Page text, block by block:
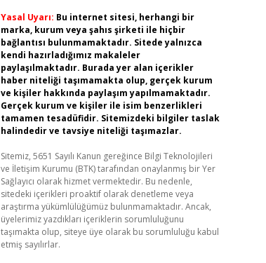
Yasal Uyarı: Bu internet sitesi, herhangi bir
marka, kurum veya şahıs şirketi ile hiçbir
bağlantısı bulunmamaktadır. Sitede yalnızca
kendi hazırladığımız makaleler
paylaşılmaktadır. Burada yer alan içerikler
haber niteliği taşımamakta olup, gerçek kurum
ve kişiler hakkında paylaşım yapılmamaktadır.
Gerçek kurum ve kişiler ile isim benzerlikleri
tamamen tesadüfidir. Sitemizdeki bilgiler taslak
halindedir ve tavsiye niteliği taşımazlar.
Sitemiz, 5651 Sayılı Kanun gereğince Bilgi Teknolojileri
ve İletişim Kurumu (BTK) tarafından onaylanmış bir Yer
Sağlayıcı olarak hizmet vermektedir. Bu nedenle,
sitedeki içerikleri proaktif olarak denetleme veya
araştırma yükümlülüğümüz bulunmamaktadır. Ancak,
üyelerimiz yazdıkları içeriklerin sorumluluğunu
taşımakta olup, siteye üye olarak bu sorumluluğu kabul
etmiş sayılırlar.